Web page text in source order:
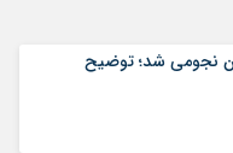
نجومی شد؛ توضیح